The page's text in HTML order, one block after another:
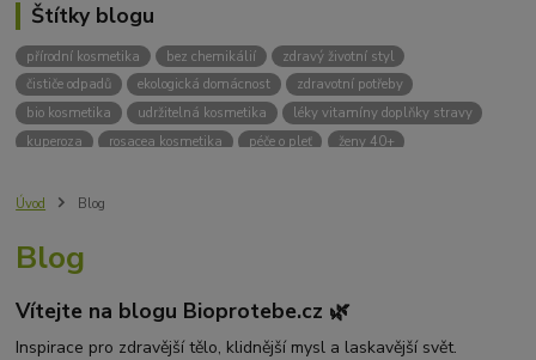
Štítky blogu
přírodní kosmetika bez chemikálií
zdravý životní styl
čističe odpadů
ekologická domácnost
zdravotní potřeby
bio kosmetika
udržitelná kosmetika
léky vitamíny doplňky stravy
kuperoza
rosacea kosmetika péče o pleť
ženy 40+
bez chemie
Přírodní čistící prostředky
Jak se zbavit lupů
Příčiny lupů Léčba lupů
Suchá pokožka hlavy a lupy
Přírodní prostředky na lupy
Úvod Blog
Blog
Vítejte na blogu Bioprotebe.cz 🌿
Inspirace pro zdravější tělo, klidnější mysl a laskavější svět.